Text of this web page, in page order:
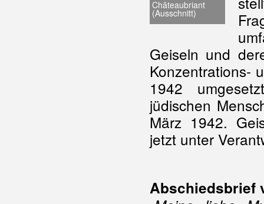
Châteaubriant
(Ausschnitt)
Geiseln und
Konzentrations-
1942
jüdischen
März 1942.
jetzt unter
Abschiedsbrief